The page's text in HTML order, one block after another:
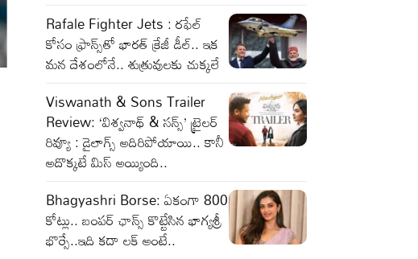
Rafale Fighter Jets : రఫేల్‌
కోసం ఫ్రాన్స్‌తో భారత్‌ క్రేజీ డీల్‌.. ఇక
మన దేశంలోనే.. శుత్రువులకు చుక్కలే
Viswanath & Sons Trailer
Review: ‘విశ్వనాథ్ & సన్స్’ ట్రైలర్
రివ్యూ : డైలాగ్స్ అదిరిపోయాయి.. కానీ
అదొక్కటే మిస్ అయ్యింది..
Bhagyashri Borse: ఏకంగా 800
కోట్లు.. బంపర్ ఛాన్స్ కొట్టేసిన భాగ్యశ్రీ
భొర్సే..ఇది కదా లక్ అంటే..